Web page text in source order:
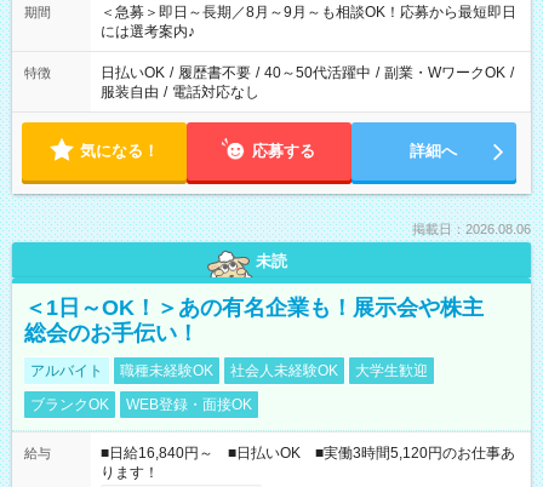
スタッフ スイーツ販売/ホテルフロント/化粧品販売/など 様々な
業界から入社して活躍されています♪
期間
＜急募＞即日～長期／8月～9月～も相談OK！応募から最短即日
には選考案内♪
特徴 日払いOK / 履歴書不要 / 40～50代活躍中 / 副業・WワークOK /
服装自由 / 電話対応なし
気になる！ 応募する 詳細へ
掲載日：2026.08.06
未読
＜1日～OK！＞あの有名企業も！展示会や株主
総会のお手伝い！
アルバイト 職種未経験OK 社会人未経験OK
大学生歓迎
ブランクOK
WEB登録・面接OK
給与
■日給16,840円～ ■日払いOK ■実働3時間5,120円のお仕事あ
ります！